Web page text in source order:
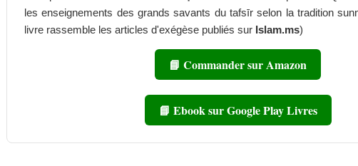
les enseignements des grands savants du tafsīr selon la tradition
livre rassemble les articles d'exégèse publiés sur Islam.ms)
📘 Commander sur Amazon
📘 Ebook sur Google Play Livres